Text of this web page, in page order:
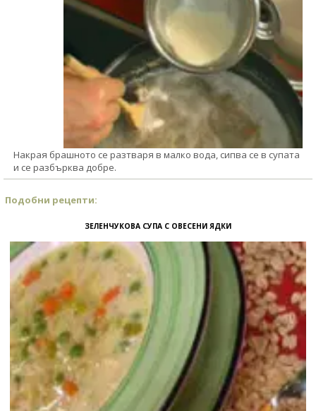
Накрая брашното се разтваря в малко вода, сипва се в супата
и се разбърква добре.
Подобни рецепти:
ЗЕЛЕНЧУКОВА СУПА С ОВЕСЕНИ ЯДКИ